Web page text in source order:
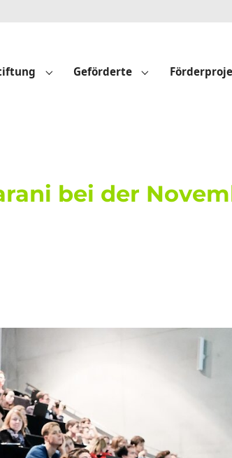
Submenu for "Die Sto-Stiftung"
Geförderte Submenu for
bei der